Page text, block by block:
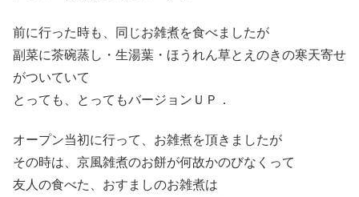
前に行った時も、同じお雑煮を食べましたが
副菜に茶碗蒸し・生湯葉・ほうれん草とえのきの寒天寄せ
がついていて
とっても、とってもバージョンＵＰ．
オープン当初に行って、お雑煮を頂きましたが
その時は、京風雑煮のお餅が何故かのびなくって
友人の食べた、おすましのお雑煮は